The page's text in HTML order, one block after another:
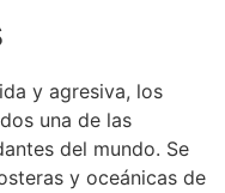
y agresiva, los
una de las
del mundo. Se
y oceánicas de